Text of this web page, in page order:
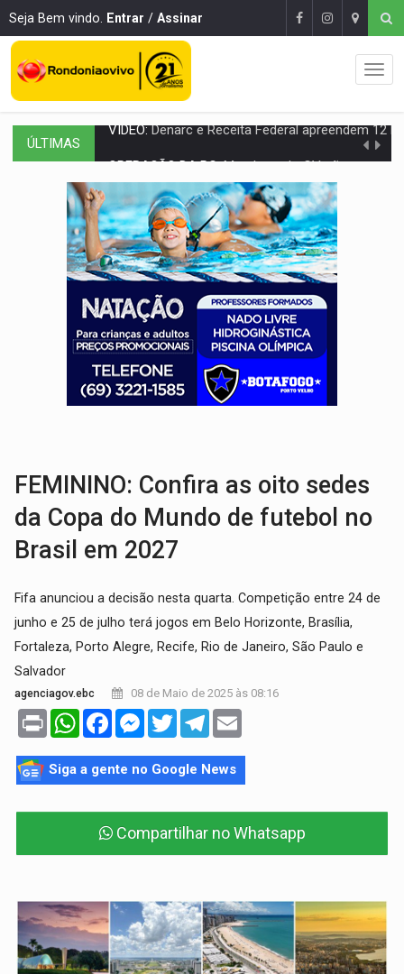
Seja Bem vindo. Entrar / Assinar
ÚLTIMAS Membros do CV são presos com armas e drogas
ENTRADA GRATUITA:Espetáculo As Marias Somos Nós será
VÍDEO:Três são presos após furto de motocicleta em frente
CELEBRAÇÃO:Cerejeiras completa 43 anos de emancipação com
Anvisa desmente boato sobre presença de plástico ou
VÍDEO:Pitbulls fogem de residência e atacam casal de idosos
AÇÃO CONJUNTA:Forças policiais apreendem cerca de 1kg de
PF ESTÁ APURANDO:Flávio Bolsonaro escolhe Alfredo Gaspar como vice, alvo de
FEMININO: Confira as oito sedes
da Copa do Mundo de futebol no
Brasil em 2027
Fifa anunciou a decisão nesta quarta. Competição entre 24 de
junho e 25 de julho terá jogos em Belo Horizonte, Brasília,
Fortaleza, Porto Alegre, Recife, Rio de Janeiro, São Paulo e
Salvador
agenciagov.ebc 08 de Maio de 2025 às 08:16
Print WhatsAppFacebookMessenger
TwitterTelegram
Siga a gente no Google News
Compartilhar no Whatsapp